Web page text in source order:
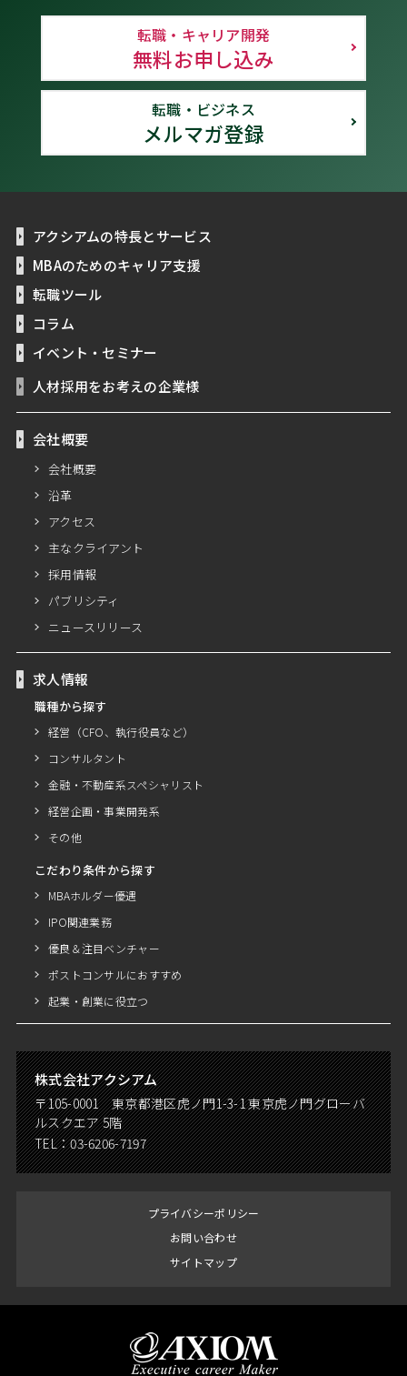
転職・キャリア開発
無料お申し込み
転職・ビジネス
メルマガ登録
アクシアムの特長とサービス
MBAのためのキャリア支援
転職ツール
コラム
イベント・セミナー
人材採用をお考えの企業様
会社概要
会社概要
沿革
アクセス
主なクライアント
採用情報
パブリシティ
ニュースリリース
求人情報
職種から探す
経営（CFO、執行役員など）
コンサルタント
金融・不動産系スペシャリスト
経営企画・事業開発系
その他
こだわり条件から探す
MBAホルダー優遇
IPO関連業務
優良＆注目ベンチャー
ポストコンサルにおすすめ
起業・創業に役立つ
株式会社アクシアム
〒105-0001 東京都港区虎ノ門1-3-1 東京虎ノ門グローバ
ルスクエア 5階
TEL：03-6206-7197
プライバシーポリシー
お問い合わせ
サイトマップ